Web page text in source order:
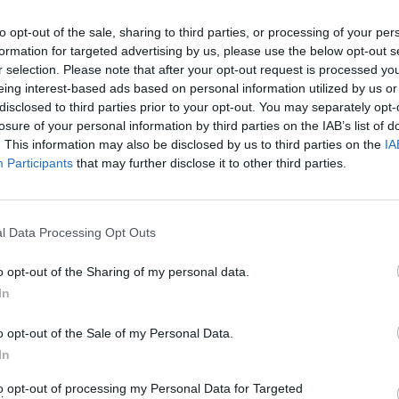
opt-out of the sale, sharing to third parties, or processing of your
for targeted advertising by us, please use the below opt-out
selection. Please note that after your opt-out request is processed
interest-based ads based on personal information utilized by us
to third parties prior to your opt-out. You may separately
of your personal information by third parties on the IAB’s list of
This information may also be disclosed by us to third parties on the
Participants that may further disclose it to other third parties.
Data Processing Opt Outs
opt-out of the Sharing of my personal data.
opt-out of the Sale of my Personal Data.
opt-out of processing my Personal Data for Targeted
R. Žemaitaičio
lūpų – šokiruojantis
„Jie
kaip gyvuliai
vienas kitą
(32)
Po R. Žemaitaičio
pareiškimų apie
planuojamą karinį
perversmą –
policijos veiksmai,
sureagavo ir
kovą priėmė sprendimą pradėti ikiteisminį
pareiškimų apie Kovo 11-osios
pavadino sukilėliais.